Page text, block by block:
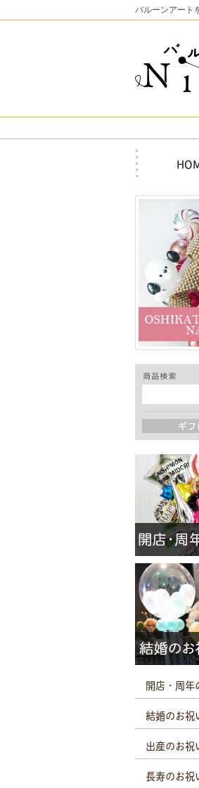
バルーンアート
開店・周年
結婚のお祝
出産のお祝
長寿のお祝